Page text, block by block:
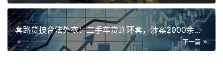
套路贷披合法外衣：二手车贷连环套，涉案2000余万！警方破获
下一篇